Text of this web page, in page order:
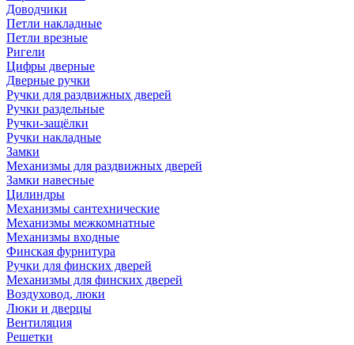
Доводчики
Петли накладные
Петли врезные
Ригели
Цифры дверные
Дверные ручки
Ручки для раздвижных дверей
Ручки раздельные
Ручки-защёлки
Ручки накладные
Замки
Механизмы для раздвижных дверей
Замки навесные
Цилиндры
Механизмы сантехнические
Механизмы межкомнатные
Механизмы входные
Финская фурнитура
Ручки для финских дверей
Механизмы для финских дверей
Воздуховод, люки
Люки и дверцы
Вентиляция
Решетки